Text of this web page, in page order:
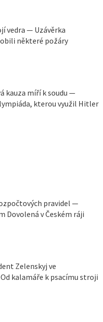
vedra — Uzávěrka
některé požáry
kauza míří k soudu —
kterou využil Hitler
pravidel —
Dovolená v Českém ráji
Zelenskyj ve
kalamáře k psacímu stroji